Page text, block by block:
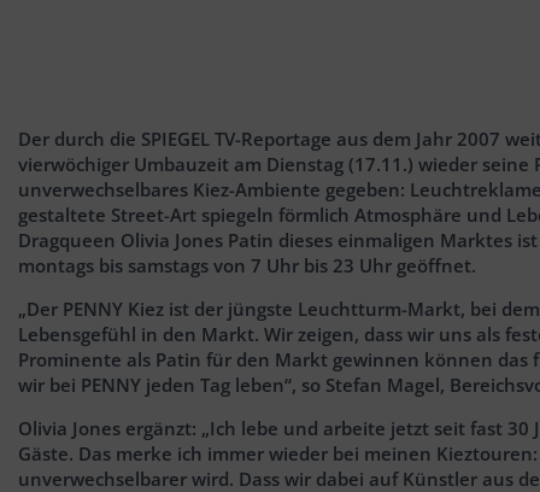
Der durch die SPIEGEL TV-Reportage aus dem Jahr 2007
vierwöchiger Umbauzeit am Dienstag (17.11.) wieder
unverwechselbares Kiez-Ambiente gegeben:
gestaltete Street-Art spiegeln förmlich Atmosphäre und
Dragqueen Olivia Jones Patin dieses einmaligen Marktes
montags bis samstags von 7 Uhr bis 23 Uhr geöffnet.
„Der PENNY Kiez ist der jüngste Leuchtturm-Markt, bei
Lebensgefühl in den Markt. Wir zeigen, dass wir uns als
Prominente als Patin für den Markt gewinnen können das
wir bei PENNY jeden Tag leben“, so Stefan Magel,
Olivia Jones ergänzt: „Ich lebe und arbeite jetzt seit fast
Gäste. Das merke ich immer wieder bei meinen
unverwechselbarer wird. Dass wir dabei auf Künstler aus